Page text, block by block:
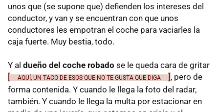
unos que (se supone que) defienden los intereses del
conductor, y van y se encuentran con que unos
conductores les empotran el coche para vaciarles la
caja fuerte. Muy bestia, todo.
Y al dueño del coche robado se le queda cara de gritar
[
AQUÍ, UN TACO DE ESOS QUE NO TE GUSTA QUE DIGA ] , pero de
forma contenida. Y cuando le llega la foto del radar,
también. Y cuando le llega la multa por estacionar en